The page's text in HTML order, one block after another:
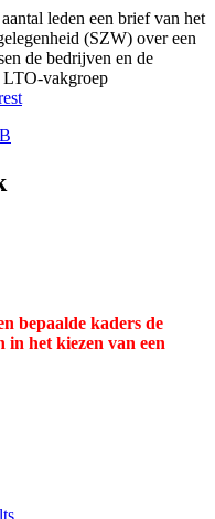
leden een brief van het
(SZW) over een
de bedrijven en de
LTO-vakgroep
bepaalde kaders de
in het kiezen van een